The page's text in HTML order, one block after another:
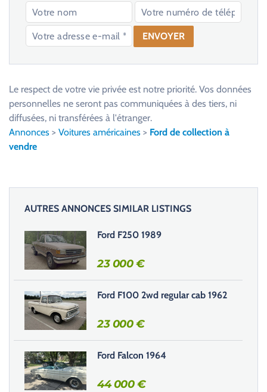
e
s
e
c
e
c
h
m
p
v
i
Le respect de votre vie privée est notre priorité. Vos données
personnelles ne seront pas communiquées à des tiers, ni
diffusées, ni transférées à l'étranger.
Annonces > Voitures américaines > Ford de collection à
vendre
AUTRES ANNONCES SIMILAR LISTINGS
Ford F250 1989
23 000€
Ford F100 2wd regular cab 1962
23 000€
Ford Falcon 1964
44 000€